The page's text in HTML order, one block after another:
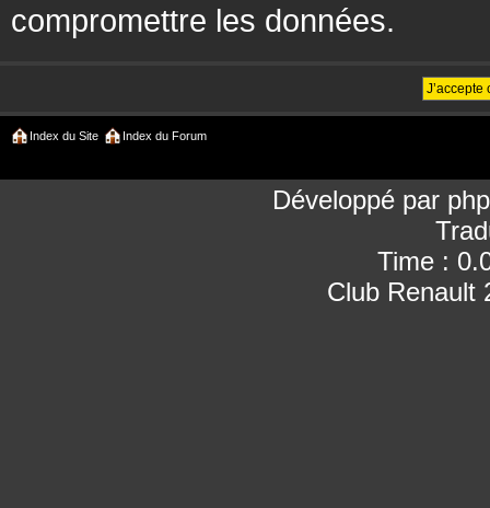
compromettre les données.
Index du Site Index du Forum
Développé par
Time :
Club Renault